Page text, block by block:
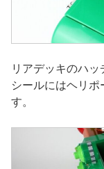
リアデッキのハッ
シールにはヘリポ
す。